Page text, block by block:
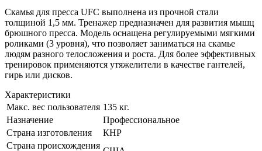
Скамья для пресса UFC выполнена из прочной стали
толщиной 1,5 мм. Тренажер предназначен для развития мышц
брюшного пресса. Модель оснащена регулируемыми мягкими
роликами (3 уровня), что позволяет заниматься на скамье
людям разного телосложения и роста. Для более эффективных
тренировок применяются утяжелители в качестве гантелей,
гирь или дисков.
Характеристики
Макс. вес пользователя 135 кг.
Назначение
Профессиональное
Страна изготовления
КНР
Страна происхождения